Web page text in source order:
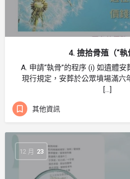
4. 撿拾骨殖（“執
A. 申請“執骨”的程序 (i) 如遺體
現行規定，安葬於公眾墳場滿六
[…]
其他資訊
12 月 23